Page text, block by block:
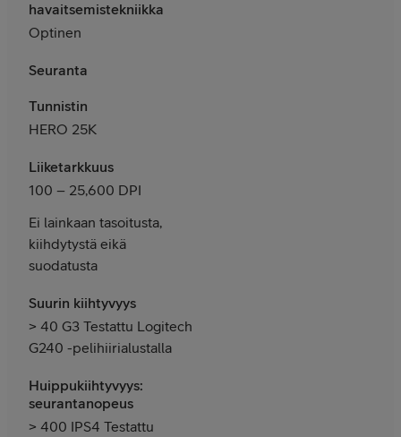
havaitsemistekniikka
Optinen
Seuranta
Tunnistin
HERO 25K
Liiketarkkuus
100 – 25,600 DPI
Ei lainkaan tasoitusta,
kiihdytystä eikä
suodatusta
Suurin kiihtyvyys
> 40 G3 Testattu Logitech
G240 -pelihiirialustalla
Huippukiihtyvyys:
seurantanopeus
> 400 IPS4 Testattu